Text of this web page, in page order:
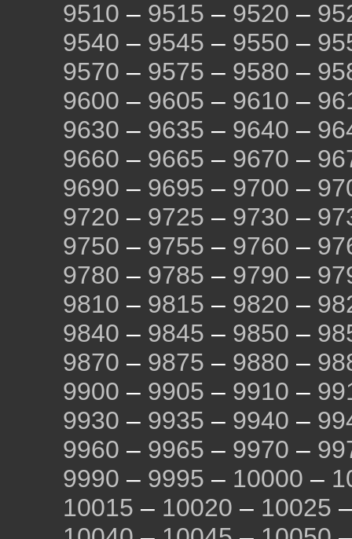
9510 – 9515 – 9520 –
9540 – 9545 – 9550 –
9570 – 9575 – 9580 –
9600 – 9605 – 9610 –
9630 – 9635 – 9640 –
9660 – 9665 – 9670 –
9690 – 9695 – 9700 –
9720 – 9725 – 9730 –
9750 – 9755 – 9760 –
9780 – 9785 – 9790 –
9810 – 9815 – 9820 –
9840 – 9845 – 9850 –
9870 – 9875 – 9880 –
9900 – 9905 – 9910 –
9930 – 9935 – 9940 –
9960 – 9965 – 9970 –
9990 – 9995 – 10000 –
10015 – 10020 – 10025